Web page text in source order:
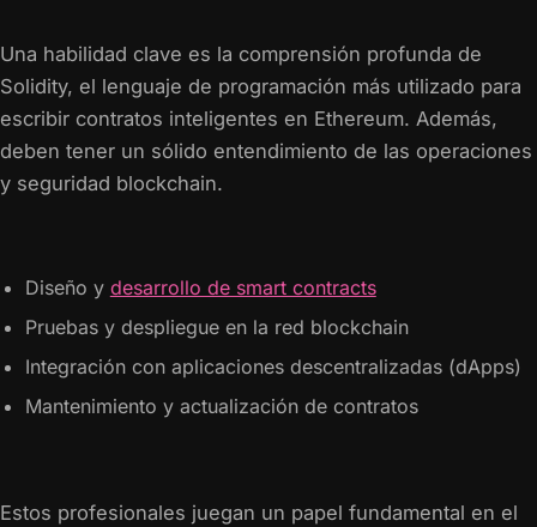
Una habilidad clave es la comprensión profunda de
Solidity, el lenguaje de programación más utilizado para
escribir contratos inteligentes en Ethereum. Además,
deben tener un sólido entendimiento de las operaciones
y seguridad blockchain.
Diseño y desarrollo de smart contracts
Pruebas y despliegue en la red blockchain
Integración con aplicaciones descentralizadas (dApps)
Mantenimiento y actualización de contratos
Estos profesionales juegan un papel fundamental en el